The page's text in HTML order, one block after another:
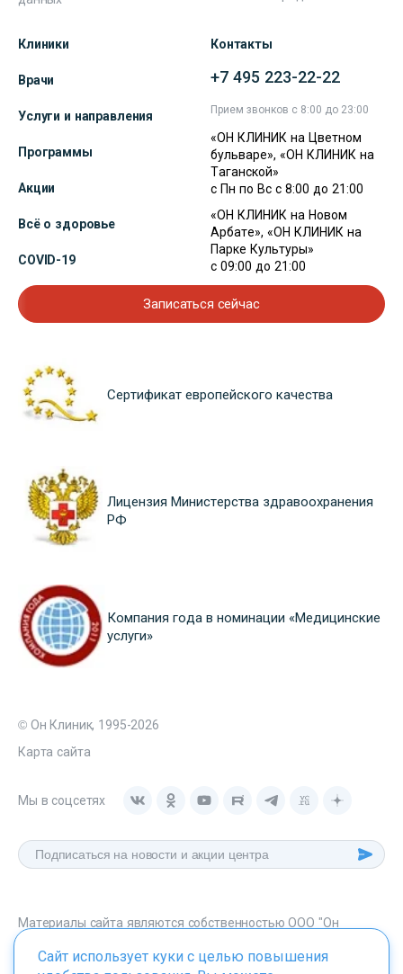
Клиники
Врачи
Услуги и направления
Программы
Акции
Всё о здоровье
COVID-19
Контакты
+7 495 223-22-22
Прием звонков с 8:00 до 23:00
«ОН КЛИНИК на Цветном
бульваре», «ОН КЛИНИК на
Таганской»
с Пн по Вс с 8:00 до 21:00
«ОН КЛИНИК на Новом
Арбате», «ОН КЛИНИК на
Парке Культуры»
с 09:00 до 21:00
Записаться сейчас
Сертификат европейского качества
Лицензия Министерства здравоохранения
РФ
Компания года в номинации «Медицинские
услуги»
© Он Клиник, 1995-2026
Карта сайта
Мы в соцсетях
Материалы сайта являются собственностью ООО "Он
onclinic.ru запрещено в соответствии со статьей 1259 ГК. РФ.
Сайт использует куки с целью повышения